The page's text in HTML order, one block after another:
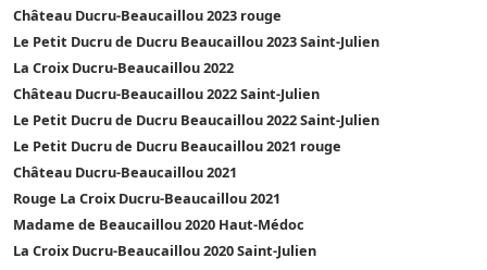
Château Ducru-Beaucaillou 2023 rouge
Le Petit Ducru de Ducru Beaucaillou 2023 Saint-Julien
La Croix Ducru-Beaucaillou 2022
Château Ducru-Beaucaillou 2022 Saint-Julien
Le Petit Ducru de Ducru Beaucaillou 2022 Saint-Julien
Le Petit Ducru de Ducru Beaucaillou 2021 rouge
Château Ducru-Beaucaillou 2021
Rouge La Croix Ducru-Beaucaillou 2021
Madame de Beaucaillou 2020 Haut-Médoc
La Croix Ducru-Beaucaillou 2020 Saint-Julien